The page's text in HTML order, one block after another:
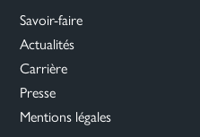
Savoir-faire
Actualités
Carrière
Presse
Mentions légales